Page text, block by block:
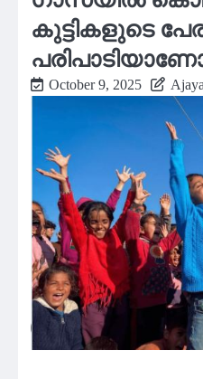
കുട്ടികളുടെ
October 9, 2025